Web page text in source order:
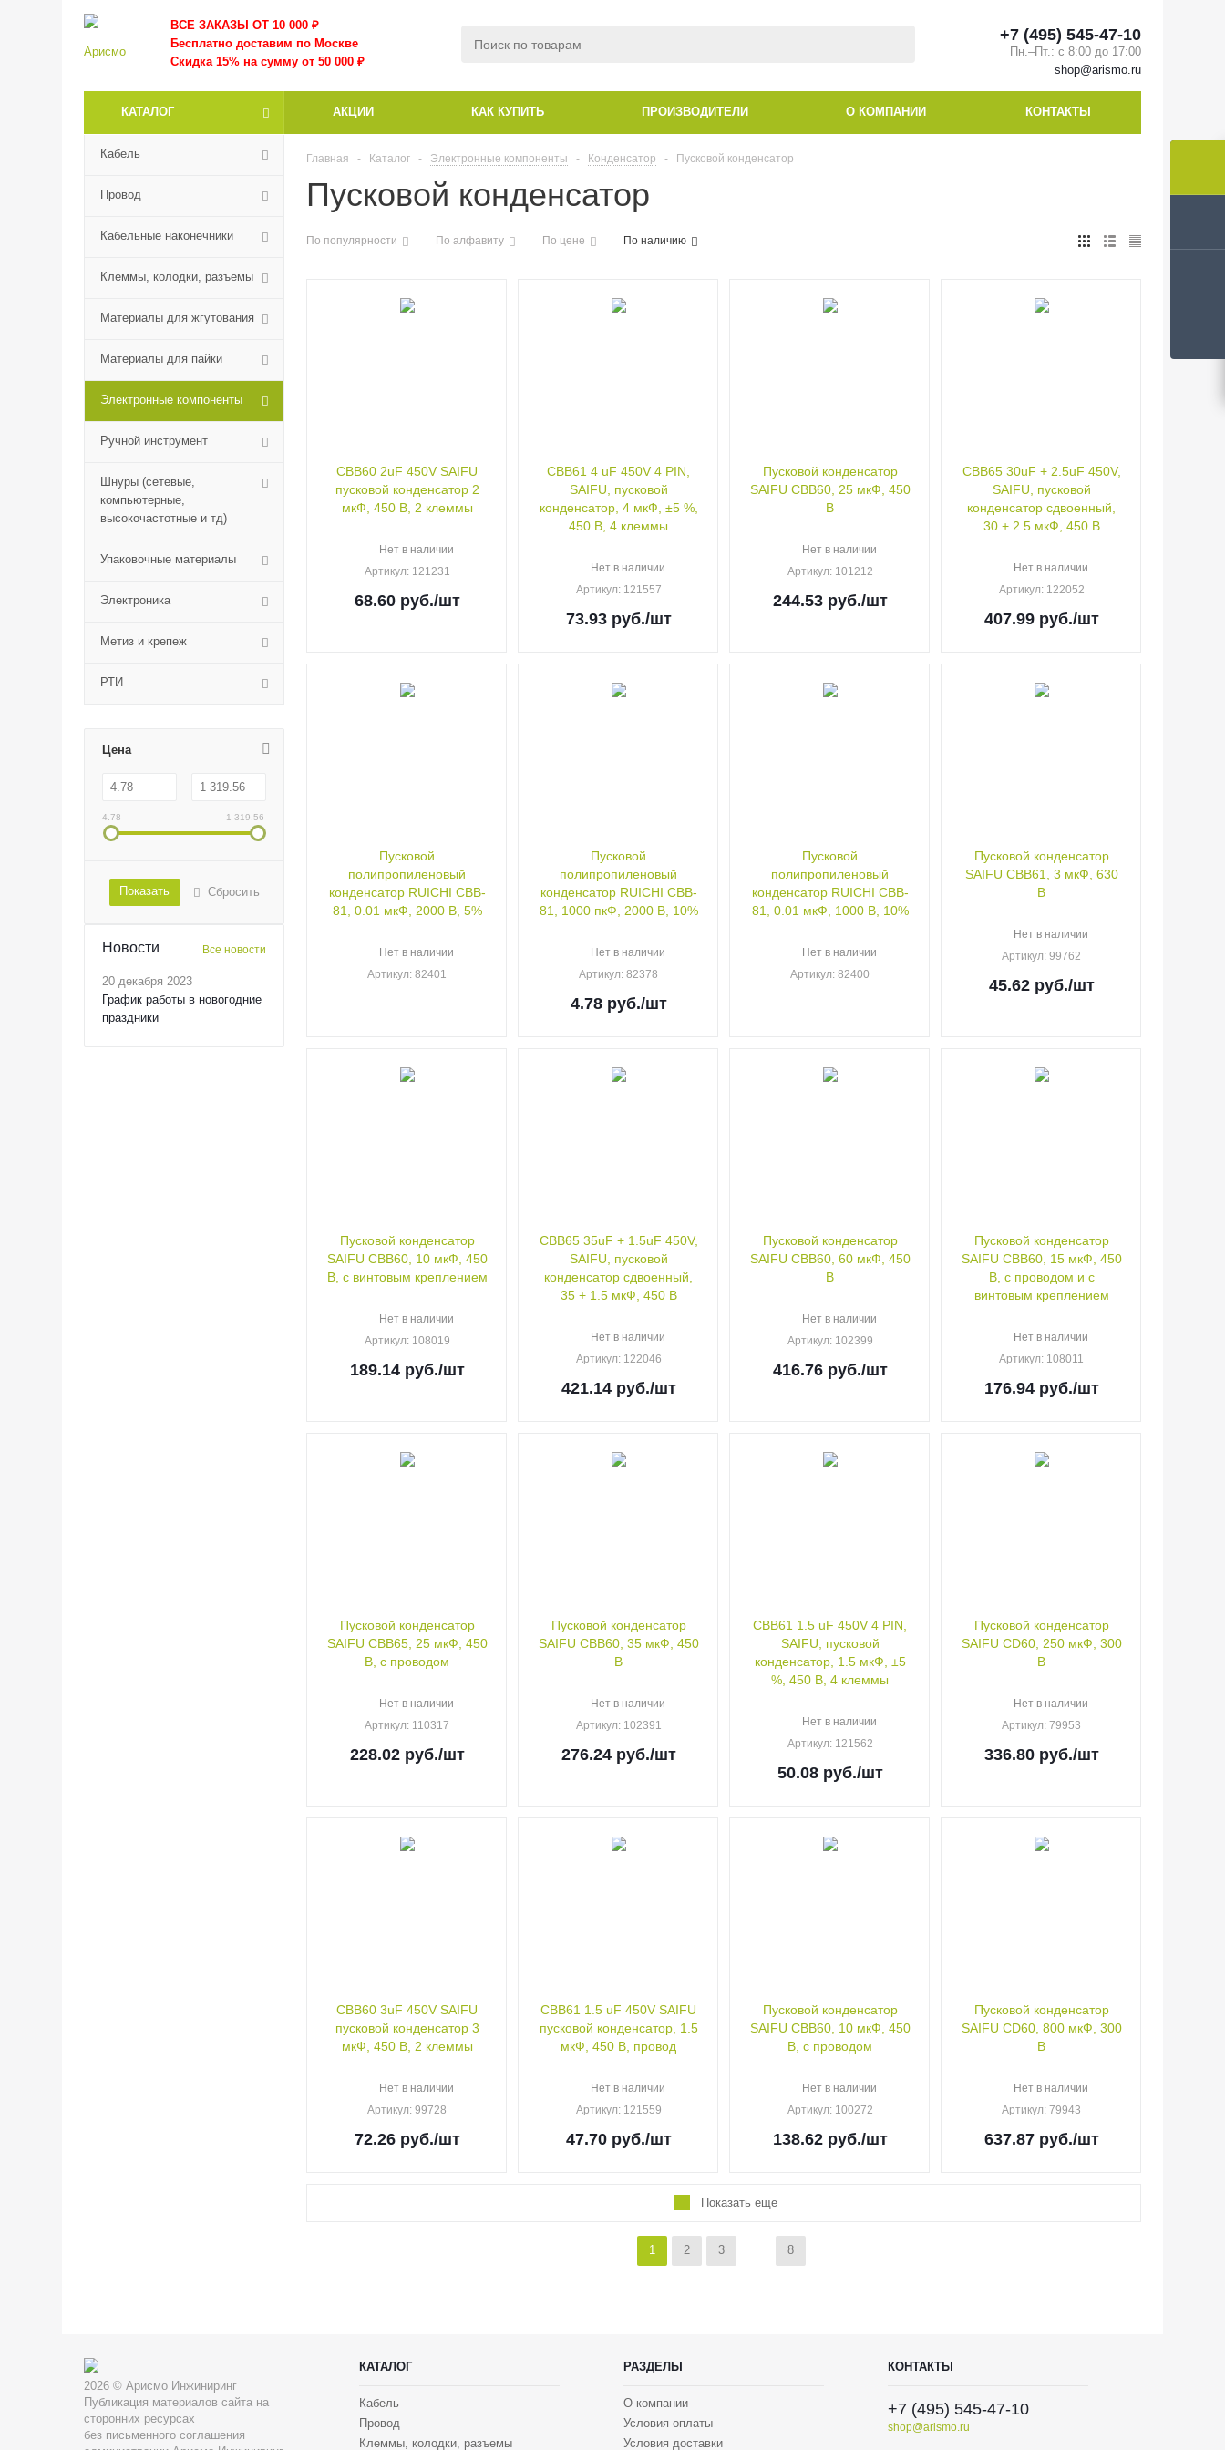
ВСЕ ЗАКАЗЫ ОТ 10 000 ₽
Бесплатно доставим по Москве
Скидка 15% на сумму от 50 000 ₽
+7 (495) 545-47-10
Пн.–Пт.: с 8:00 до 17:00
shop@arismo.ru
КАТАЛОГ АКЦИИ КАК КУПИТЬ ПРОИЗВОДИТЕЛИ О КОМПАНИИ КОНТАКТЫ
Кабель
Провод
Кабельные наконечники
Клеммы, колодки, разъемы
Материалы для жгутования
Материалы для пайки
Электронные компоненты
Ручной инструмент
Шнуры (сетевые,
компьютерные,
высокочастотные и тд)
Упаковочные материалы
Электроника
Метиз и крепеж
РТИ
Цена
4.78 1 319.56
Показать Сбросить
Новости Все новости
20 декабря 2023
График работы в новогодние
праздники
Главная - Каталог - Электронные компоненты - Конденсатор - Пусковой конденсатор
Пусковой конденсатор
По популярности По алфавиту По цене По наличию
CBB60 2uF 450V SAIFU
пусковой конденсатор 2
мкФ, 450 В, 2 клеммы
Нет в наличии
Артикул: 121231
68.60руб./шт
CBB61 4 uF 450V 4 PIN,
SAIFU, пусковой
конденсатор, 4 мкФ, ±5 %,
450 В, 4 клеммы
Нет в наличии
Артикул: 121557
73.93руб./шт
Пусковой конденсатор
SAIFU CBB60, 25 мкФ, 450
В
Нет в наличии
Артикул: 101212
244.53руб./шт
CBB65 30uF + 2.5uF 450V,
SAIFU, пусковой
конденсатор сдвоенный,
30 + 2.5 мкФ, 450 В
Нет в наличии
Артикул: 122052
407.99руб./шт
Пусковой
полипропиленовый
конденсатор RUICHI CBB-
81, 0.01 мкФ, 2000 В, 5%
Нет в наличии
Артикул: 82401
Пусковой
полипропиленовый
конденсатор RUICHI CBB-
81, 1000 пкФ, 2000 В, 10%
Нет в наличии
Артикул: 82378
4.78руб./шт
Пусковой
полипропиленовый
конденсатор RUICHI CBB-
81, 0.01 мкФ, 1000 В, 10%
Нет в наличии
Артикул: 82400
Пусковой конденсатор
SAIFU CBB61, 3 мкФ, 630
В
Нет в наличии
Артикул: 99762
45.62руб./шт
Пусковой конденсатор
SAIFU CBB60, 10 мкФ, 450
В, с винтовым креплением
Нет в наличии
Артикул: 108019
189.14руб./шт
CBB65 35uF + 1.5uF 450V,
SAIFU, пусковой
конденсатор сдвоенный,
35 + 1.5 мкФ, 450 В
Нет в наличии
Артикул: 122046
421.14руб./шт
Пусковой конденсатор
SAIFU CBB60, 60 мкФ, 450
В
Нет в наличии
Артикул: 102399
416.76руб./шт
Пусковой конденсатор
SAIFU CBB60, 15 мкФ, 450
В, с проводом и с
винтовым креплением
Нет в наличии
Артикул: 108011
176.94руб./шт
Пусковой конденсатор
SAIFU CBB65, 25 мкФ, 450
В, с проводом
Нет в наличии
Артикул: 110317
228.02руб./шт
Пусковой конденсатор
SAIFU CBB60, 35 мкФ, 450
В
Нет в наличии
Артикул: 102391
276.24руб./шт
CBB61 1.5 uF 450V 4 PIN,
SAIFU, пусковой
конденсатор, 1.5 мкФ, ±5
%, 450 В, 4 клеммы
Нет в наличии
Артикул: 121562
50.08руб./шт
Пусковой конденсатор
SAIFU CD60, 250 мкФ, 300
В
Нет в наличии
Артикул: 79953
336.80руб./шт
CBB60 3uF 450V SAIFU
пусковой конденсатор 3
мкФ, 450 В, 2 клеммы
Нет в наличии
Артикул: 99728
72.26руб./шт
CBB61 1.5 uF 450V SAIFU
пусковой конденсатор, 1.5
мкФ, 450 В, провод
Нет в наличии
Артикул: 121559
47.70руб./шт
Пусковой конденсатор
SAIFU CBB60, 10 мкФ, 450
В, с проводом
Нет в наличии
Артикул: 100272
138.62руб./шт
Пусковой конденсатор
SAIFU CD60, 800 мкФ, 300
В
Нет в наличии
Артикул: 79943
637.87руб./шт
Показать еще
1 2 3 8
2026 © Арисмо Инжиниринг
Публикация материалов сайта на
сторонних ресурсах
без письменного соглашения
КАТАЛОГ
Кабель
Провод
Клеммы, колодки, разъемы
РАЗДЕЛЫ
О компании
Условия оплаты
Условия доставки
КОНТАКТЫ
+7 (495) 545-47-10
shop@arismo.ru